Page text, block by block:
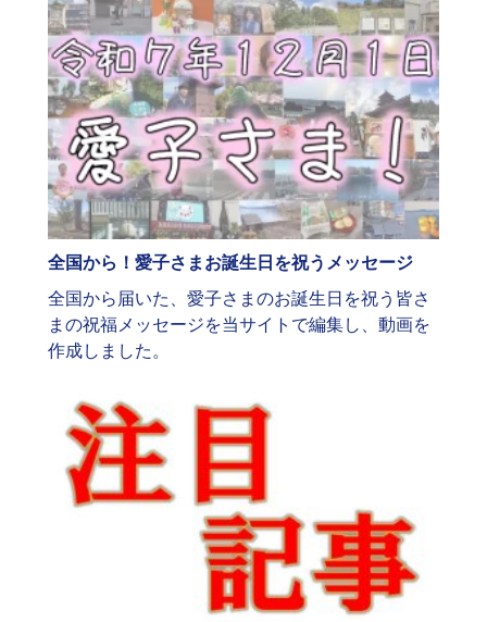
全国から！愛子さまお誕生日を祝うメッセージ
全国から届いた、愛子さまのお誕生日を祝う皆さ
まの祝福メッセージを当サイトで編集し、動画を
作成しました。